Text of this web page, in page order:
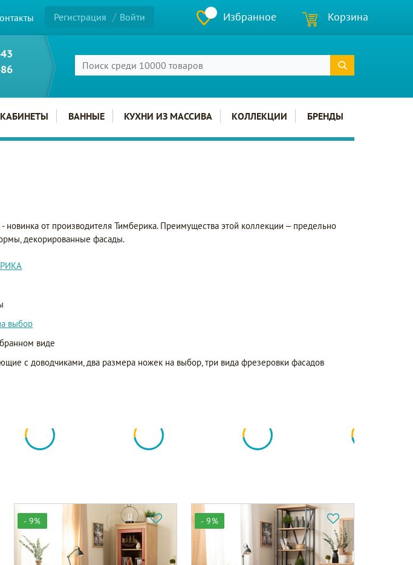
Регистрация Войти Избранное Корзина
КАБИНЕТЫ ВАННЫЕ КУХНИ ИЗ МАССИВА КОЛЛЕКЦИИ БРЕНДЫ
новинка от производителя Тимберика. Преимущества этой коллекции – предельно
декорированные фасады.
выбор
виде
с доводчиками, два размера ножек на выбор, три вида фрезеровки фасадов
- 9% - 9%